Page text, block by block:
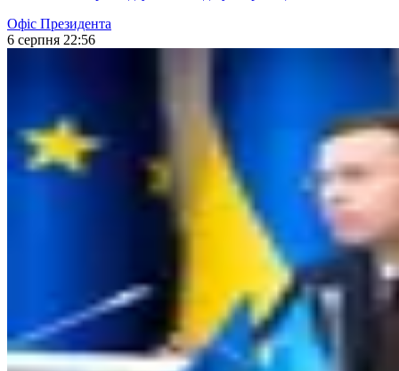
Офіс Президента
6 серпня 22:56